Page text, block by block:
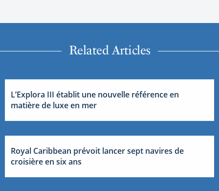
Related Articles
L’Explora III établit une nouvelle référence en
matière de luxe en mer
Royal Caribbean prévoit lancer sept navires de
croisière en six ans